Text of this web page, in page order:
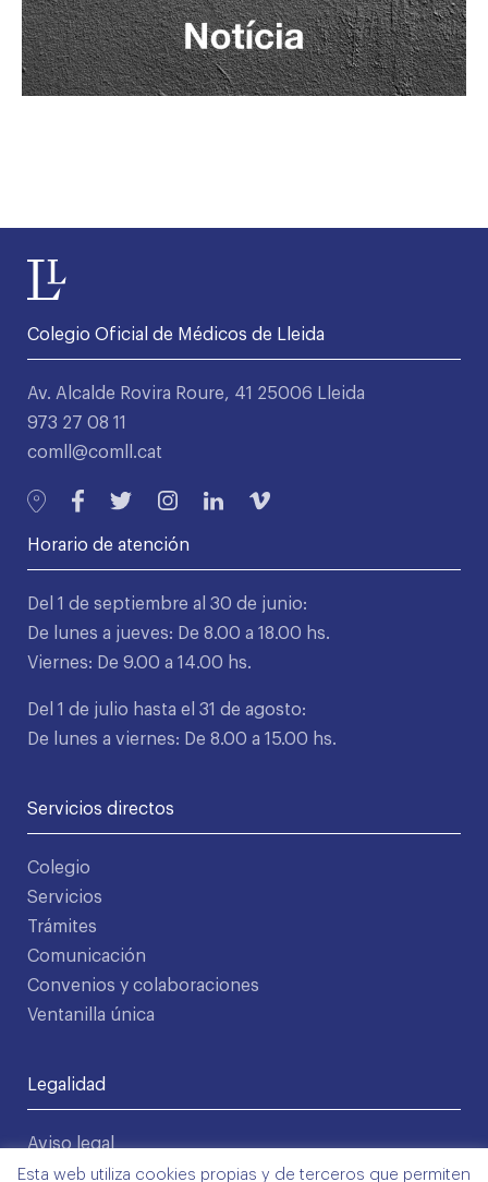
Colegio Oficial de Médicos de Lleida
Av. Alcalde Rovira Roure, 41 25006 Lleida
973 27 08 11
comll@comll.cat
Horario de atención
Del 1 de septiembre al 30 de junio:
De lunes a jueves: De 8.00 a 18.00 hs.
Viernes: De 9.00 a 14.00 hs.
Del 1 de julio hasta el 31 de agosto:
De lunes a viernes: De 8.00 a 15.00 hs.
Servicios directos
Colegio
Servicios
Trámites
Comunicación
Convenios y colaboraciones
Ventanilla única
Legalidad
Aviso legal
Política de privacidad
Esta web utiliza cookies propias y de terceros que permiten